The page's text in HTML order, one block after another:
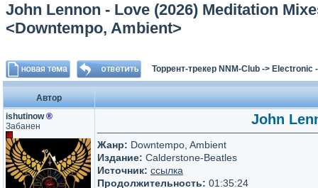
John Lennon - Love (2026) Meditation
<Downtempo, Ambient>
Торрент-трекер NNM-Club -> Electronic
Автор
ishutinow®
Забанен
John
Жанр: Downtempo, Ambient
Издание: Calderstone-Beatles
Источник: ссылка
Продолжительность: 01:35:24